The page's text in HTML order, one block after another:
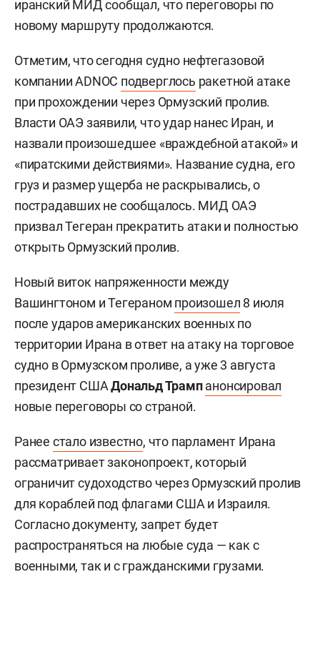
иранский МИД сообщал, что переговоры по
новому маршруту продолжаются.
Отметим, что сегодня судно нефтегазовой
компании ADNOC подверглось ракетной атаке
при прохождении через Ормузский пролив.
Власти ОАЭ заявили, что удар нанес Иран, и
назвали произошедшее «враждебной атакой» и
«пиратскими действиями». Название судна, его
груз и размер ущерба не раскрывались, о
пострадавших не сообщалось. МИД ОАЭ
призвал Тегеран прекратить атаки и полностью
открыть Ормузский пролив.
Новый виток напряженности между
Вашингтоном и Тегераном произошел 8 июля
после ударов американских военных по
территории Ирана в ответ на атаку на торговое
судно в Ормузском проливе, а уже 3 августа
президент СШАДональд Трамп анонсировал
новые переговоры со страной.
Ранее стало известно, что парламент Ирана
рассматривает законопроект, который
ограничит судоходство через Ормузский пролив
для кораблей под флагами США и Израиля.
Согласно документу, запрет будет
распространяться на любые суда — как с
военными, так и с гражданскими грузами.